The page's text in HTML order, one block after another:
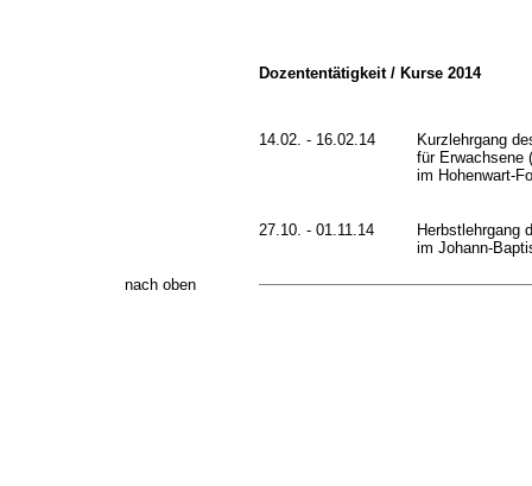
Dozententätigkeit / Kurse 2014
14.02. - 16.02.14
Kurzlehrgang
für Erwachsene
im Hohenwart-
27.10. - 01.11.14
Herbstlehrgang
im Johann-
nach oben